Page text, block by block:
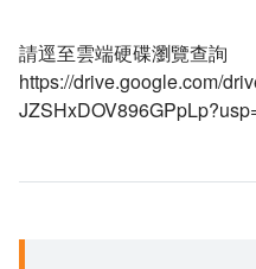
請逕至雲端硬碟瀏覽查詢
https://drive.google.com/